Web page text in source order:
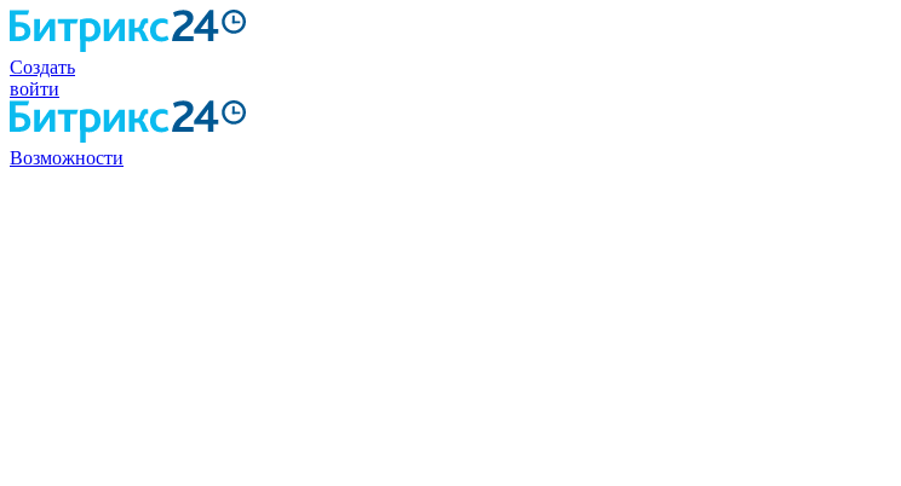
Создать
войти
Возможности